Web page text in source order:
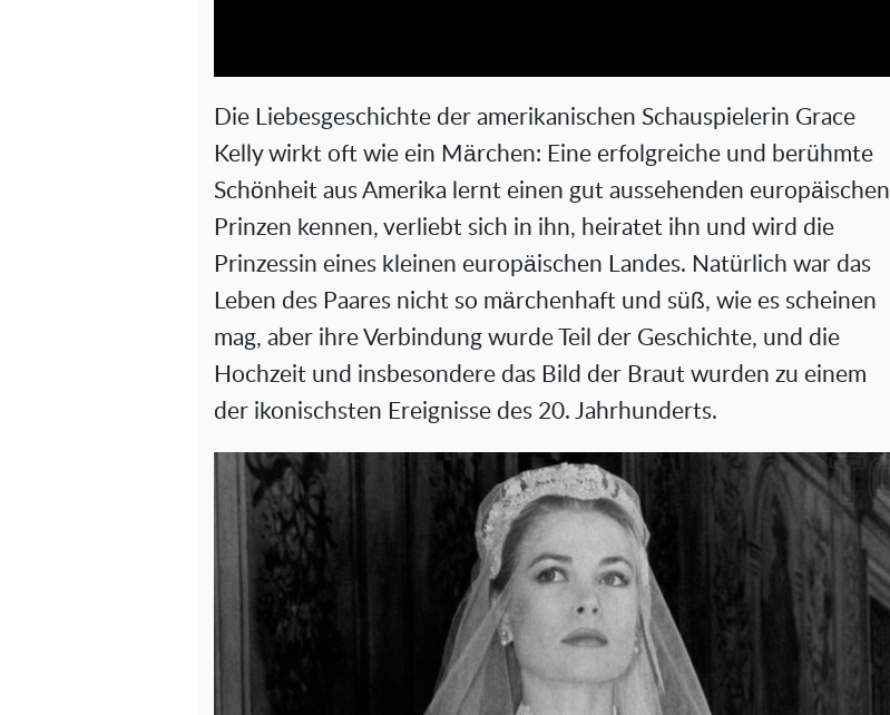
V
i
d
e
o
Die Liebesgeschichte der amerikanischen Schauspielerin Grace
Kelly wirkt oft wie ein Märchen: Eine erfolgreiche und berühmte
Schönheit aus Amerika lernt einen gut aussehenden europäischen
Prinzen kennen, verliebt sich in ihn, heiratet ihn und wird die
Prinzessin eines kleinen europäischen Landes. Natürlich war das
Leben des Paares nicht so märchenhaft und süß, wie es scheinen
mag, aber ihre Verbindung wurde Teil der Geschichte, und die
Hochzeit und insbesondere das Bild der Braut wurden zu einem
der ikonischsten Ereignisse des 20. Jahrhunderts.